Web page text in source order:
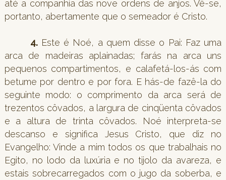
até a companhia das nove ordens de anjos. Vê-se,
portanto, abertamente que o semeador é Cristo.
4.Este é Noé, a quem disse o Pai: Faz uma
arca de madeiras aplainadas; farás na arca uns
pequenos compartimentos, e calafetá-los-ás com
betume por dentro e por fora. E hás-de fazê-la do
seguinte modo: o comprimento da arca será de
trezentos côvados, a largura de cinqüenta côvados
e a altura de trinta côvados. Noé interpreta-se
descanso e significa Jesus Cristo, que diz no
Evangelho: Vinde a mim todos os que trabalhais no
Egito, no lodo da luxúria e no tijolo da avareza, e
estais sobrecarregados com o jugo da soberba, e